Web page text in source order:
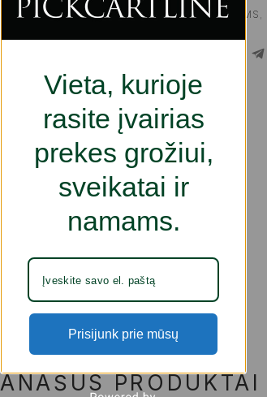
ŽYMOS:DOVANOS VYRAMS
PRODUKTAI
Vieta, kurioje
rasite įvairias
prekes grožiui,
sveikatai ir
namams.
Prisijunk prie mūsų